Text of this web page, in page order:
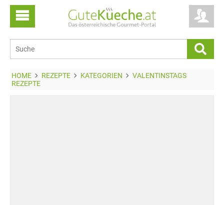
HOME REZEPTE KATEGORIEN
VALENTINSTAGS
REZEPTE